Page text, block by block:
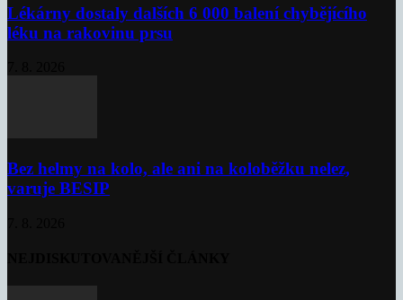
Lékárny dostaly dalších 6 000 balení chybějícího
léku na rakovinu prsu
Bez helmy na kolo, ale ani na koloběžku nelez,
varuje BESIP